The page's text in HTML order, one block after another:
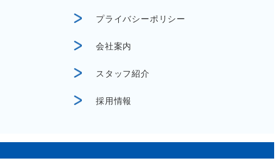
プライバシーポリシー
会社案内
スタッフ紹介
採用情報